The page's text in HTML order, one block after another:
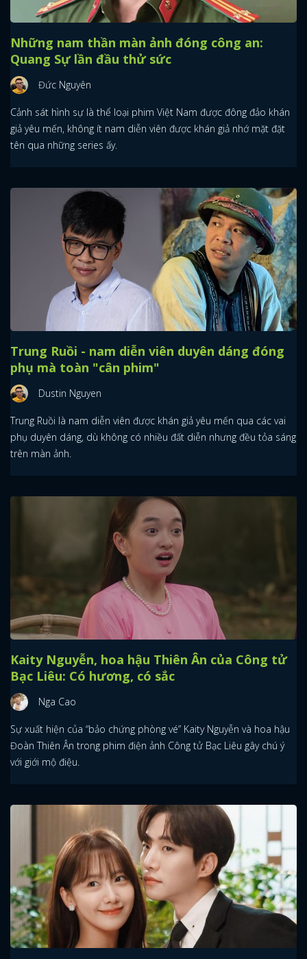
Những nam thần màn ảnh đóng công an:
Quang Sự lần đầu thử sức
Đức Nguyên
Cảnh sát hình sự là thể loại phim Việt Nam được đông đảo khán
giả yêu mến, không ít nam diễn viên được khán giả nhớ mặt đặt
tên qua những series ấy.
Trung Ruồi - nam diễn viên duyên dáng đóng
phụ mà toàn "cân phim"
Dustin Nguyen
Trung Ruồi là nam diễn viên được khán giả yêu mến qua các vai
phụ duyên dáng, dù không có nhiều đất diễn nhưng đều tỏa sáng
trên màn ảnh.
Kaity Nguyễn, hoa hậu Thiên Ân của Công tử
Bạc Liêu: Có hương, có sắc
Nga Cao
Sự xuất hiện của “bảo chứng phòng vé” Kaity Nguyễn và hoa hậu
Đoàn Thiên Ân trong phim điện ảnh Công tử Bạc Liêu gây chú ý
với giới mộ điệu.